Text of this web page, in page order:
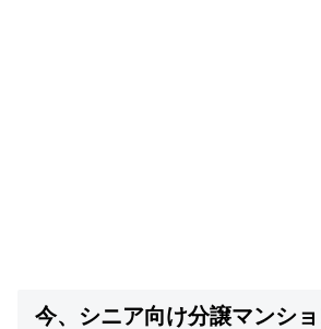
今、シニア向け分譲マンシ